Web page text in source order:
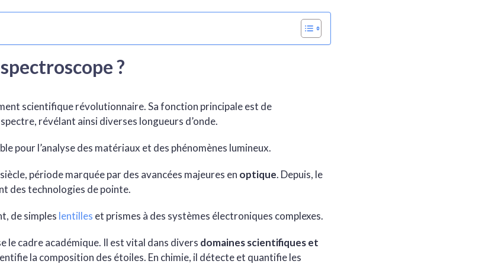
?
scientifique révolutionnaire. Sa fonction principale est de
révélant ainsi diverses longueurs d’onde.
pour l’analyse des matériaux et des phénomènes lumineux.
période marquée par des avancées majeures en optique. Depuis, le
des technologies de pointe.
de simples lentilles et prismes à des systèmes électroniques complexes.
le cadre académique. Il est vital dans divers domaines scientifiques et
la composition des étoiles. En chimie, il détecte et quantifie les